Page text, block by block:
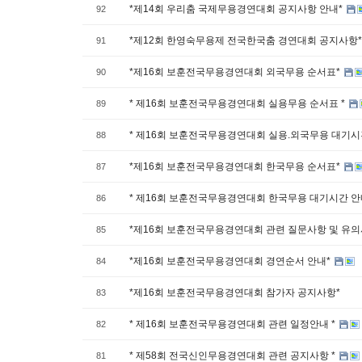
92 *제14회 우리춤 국제무용경연대회 공지사항 안내*
91 *제12회 한영숙무용제 전국한국춤 경연대회 공지사항*
90 *제16회 보훈전국무용경연대회 외국무용 순서표*
89 * 제16회 보훈전국무용경연대회 실용무용 순서표 *
88 * 제16회 보훈전국무용경연대회 실용.외국무용 대기
87 *제16회 보훈전국무용경연대회 한국무용 순서표*
86 * 제16회 보훈전국무용경연대회 한국무용 대기시간
85 *제16회 보훈전국무용경연대회 관련 질문사항 및 유
84 *제16회 보훈전국무용경연대회 경연순서 안내*
83 *제16회 보훈전국무용경연대회 참가자 공지사항*
82 * 제16회 보훈전국무용경연대회 관련 일정안내 *
81 * 제58회 전국신인무용경연대회 관련 공지사항 *